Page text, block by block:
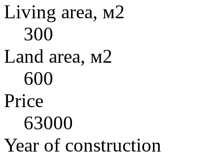
Living area, м2
300
Land area, м2
600
Price
63000
Year of construction